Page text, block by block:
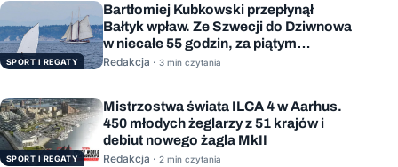
SPORT I REGATY
Bartłomiej Kubkowski przepłynął
Bałtyk wpław. Ze Szwecji do Dziwnowa
w niecałe 55 godzin, za piątym
podejściem
Redakcja · 3 min czytania
SPORT I REGATY
Mistrzostwa świata ILCA 4 w Aarhus.
450 młodych żeglarzy z 51 krajów i
debiut nowego żagla MkII
Redakcja · 2 min czytania